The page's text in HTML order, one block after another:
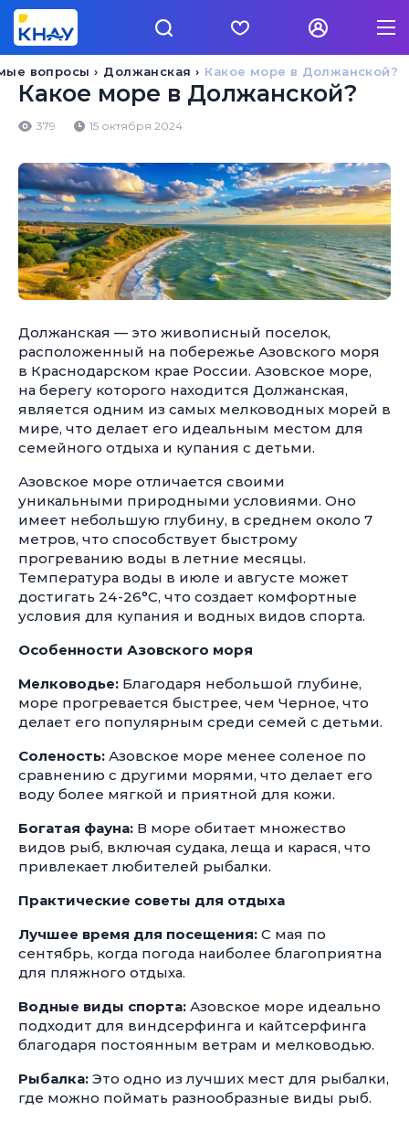
Какое море в Должанской?
Должанская
вопросы
Какое море в Должанской?
379 15 октября 2024
Должанская — это живописный поселок,
расположенный на побережье Азовского моря
в Краснодарском крае России. Азовское море,
на берегу которого находится Должанская,
является одним из самых мелководных морей в
мире, что делает его идеальным местом для
семейного отдыха и купания с детьми.
Азовское море отличается своими
уникальными природными условиями. Оно
имеет небольшую глубину, в среднем около 7
метров, что способствует быстрому
прогреванию воды в летние месяцы.
Температура воды в июле и августе может
достигать 24-26°C, что создает комфортные
условия для купания и водных видов спорта.
Особенности Азовского моря
Мелководье: Благодаря небольшой глубине,
море прогревается быстрее, чем Черное, что
делает его популярным среди семей с детьми.
Соленость: Азовское море менее соленое по
сравнению с другими морями, что делает его
воду более мягкой и приятной для кожи.
Богатая фауна: В море обитает множество
видов рыб, включая судака, леща и карася, что
привлекает любителей рыбалки.
Практические советы для отдыха
Лучшее время для посещения: С мая по
сентябрь, когда погода наиболее благоприятна
для пляжного отдыха.
Водные виды спорта: Азовское море идеально
подходит для виндсерфинга и кайтсерфинга
благодаря постоянным ветрам и мелководью.
Рыбалка: Это одно из лучших мест для рыбалки,
где можно поймать разнообразные виды рыб.